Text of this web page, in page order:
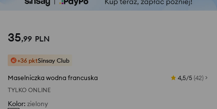
35,99 PLN
+36 pktSinsay Club
Maselniczka wodna francuska 4,5/5 (42)
TYLKO ONLINE
Kolor: zielony